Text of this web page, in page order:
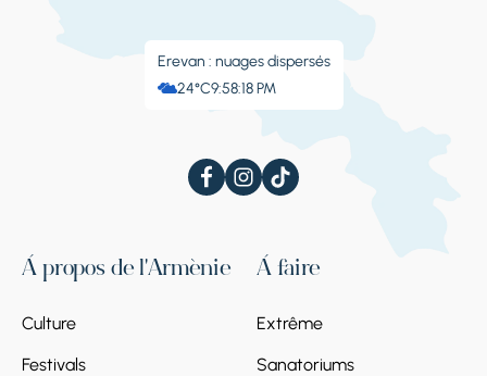
Erevan : nuages ​​dispersés
24°C9:58:19 PM
À propos de l'Arménie
Culture
Festivals
À faire
Extrême
Sanatoriums